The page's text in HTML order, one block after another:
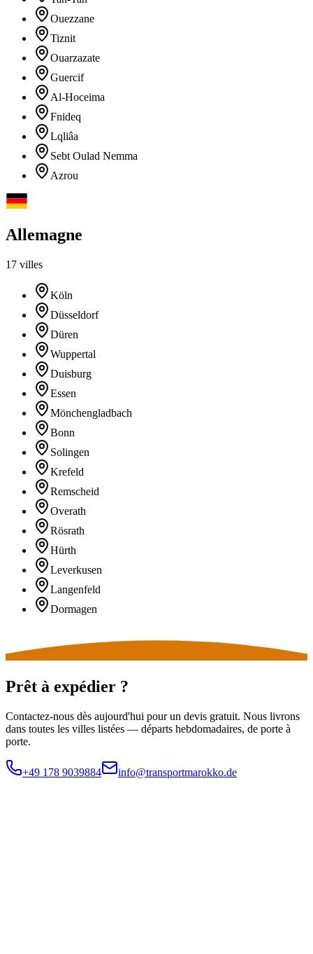
Ouezzane
Tiznit
Ouarzazate
Guercif
Al-Hoceima
Fnideq
Lqliâa
Sebt Oulad Nemma
Azrou
Allemagne
17 villes
Köln
Düsseldorf
Düren
Wuppertal
Duisburg
Essen
Mönchengladbach
Bonn
Solingen
Krefeld
Remscheid
Overath
Rösrath
Hürth
Leverkusen
Langenfeld
Dormagen
Prêt à expédier ?
Contactez-nous dès aujourd'hui pour un devis gratuit. Nous livrons
dans toutes les villes listées — départs hebdomadaires, de porte à
porte.
+49 178 9039884 info@transportmarokko.de